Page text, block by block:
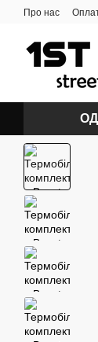
Перейти до
Про нас